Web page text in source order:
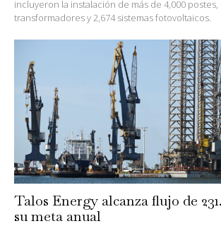
incluyeron la instalación de más de 4,000 postes,
transformadores y 2,674 sistemas fotovoltaicos.
Talos Energy alcanza flujo de
su meta anual